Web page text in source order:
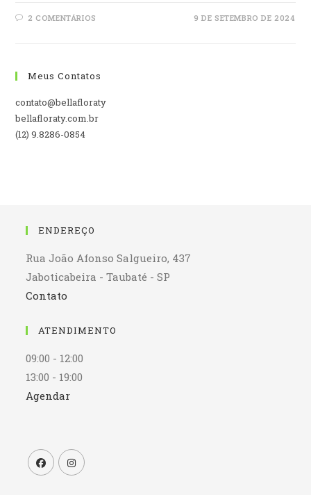
2 COMENTÁRIOS 9 DE SETEMBRO DE 2024
Meus Contatos
contato@bellafloraty
bellafloraty.com.br
(12) 9.8286-0854
ENDEREÇO
Rua João Afonso Salgueiro, 437
Jaboticabeira - Taubaté - SP
Contato
ATENDIMENTO
09:00 - 12:00
13:00 - 19:00
Agendar